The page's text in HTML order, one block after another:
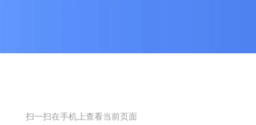
扫一扫在手机上查看当前页面